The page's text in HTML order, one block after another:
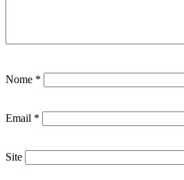
Nome *
Email *
Site